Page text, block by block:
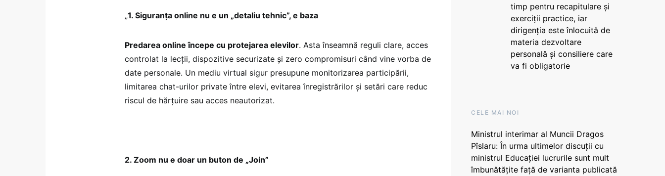
„1. Siguranța online nu e un „detaliu tehnic”, e baza
Predarea online începe cu protejarea elevilor. Asta înseamnă reguli clare, acces
controlat la lecții, dispozitive securizate și zero compromisuri când vine vorba de
date personale. Un mediu virtual sigur presupune monitorizarea participării,
limitarea chat-urilor private între elevi, evitarea înregistrărilor și setări care reduc
riscul de hărțuire sau acces neautorizat.
2. Zoom nu e doar un buton de „Join”
timp pentru recapitulare și
exerciții practice, iar
dirigenția este înlocuită de
materia dezvoltare
personală și consiliere care
va fi obligatorie
CELE MAI NOI
Ministrul interimar al Muncii Dragos
Pîslaru: În urma ultimelor discuții cu
ministrul Educației lucrurile sunt mult
îmbunătățite față de varianta publicată